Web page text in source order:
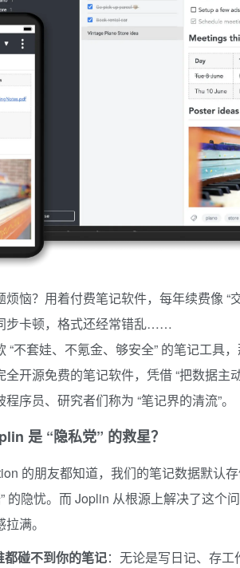
恼？用着付费笔记软件，每年续费像
步卡顿，格式还经常错乱……
“不套娃、不氪金、够安全” 的笔记工具
开源免费的笔记软件，凭借 “把数据主
序员、研究者们称为 “笔记界的清流”。
是 “隐私党” 的救星？
的朋友都知道，我们的笔记数据默认
的隐忧。而 Joplin 从根源上解决了这
满。
碰不到你的笔记：无论是写日记、存